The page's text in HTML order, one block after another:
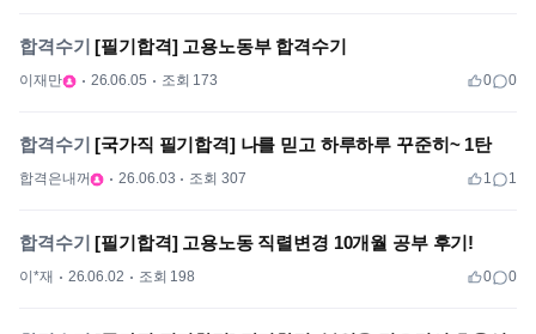
합격수기 [필기합격] 고용노동부 합격수기
이재만 26.06.05 조회 173 0 0
합격수기 [국가직 필기합격] 나를 믿고 하루하루 꾸준히~ 1탄
합격은내꺼 26.06.03 조회 307 1 1
합격수기 [필기합격] 고용노동 직렬변경 10개월 공부 후기!
이*재 26.06.02 조회 198 0 0